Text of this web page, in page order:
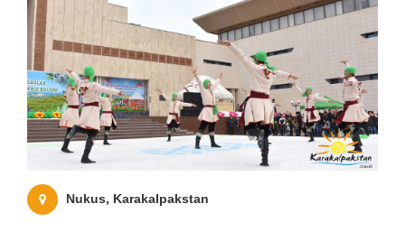
Nukus, Karakalpakstan